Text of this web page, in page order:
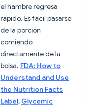
el hambre regresa
rápido. Es fácil pasarse
de la porción
comiendo
directamente de la
bolsa. FDA: How to
Understand and Use
the Nutrition Facts
Label; Glycemic